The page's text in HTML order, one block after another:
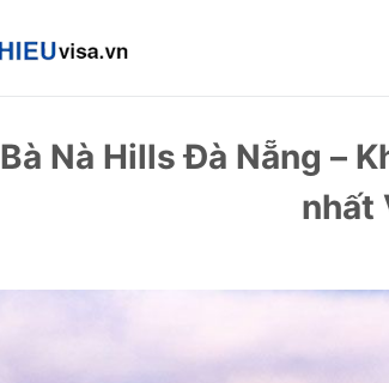
Bà Nà Hills Đà Nẵng –
nhất